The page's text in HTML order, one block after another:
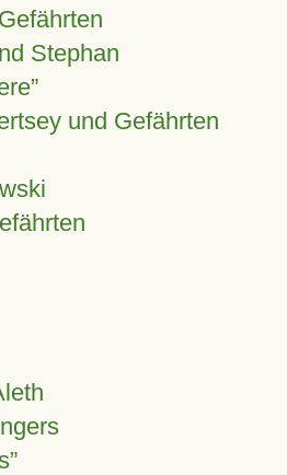
Stephan
und Gefährten